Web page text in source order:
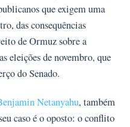
que exigem uma
das consequências
de Ormuz sobre a
eleições de novembro, que
do Senado.
Netanyahu, também
caso é o oposto: o conflito